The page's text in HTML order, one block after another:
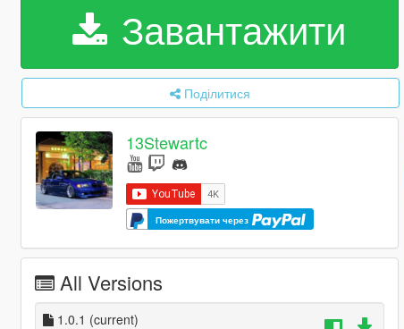
Завантажити
Поділитися
13Stewartc
Пожертвувати через
All Versions
1.0.1 (current)